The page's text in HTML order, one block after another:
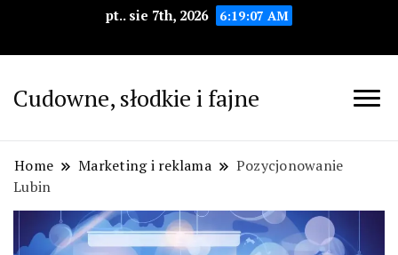
pt.. sie 7th, 2026 6:19:08 AM
Cudowne, słodkie i fajne
Home Marketing i reklama
Pozycjonowanie
Lubin